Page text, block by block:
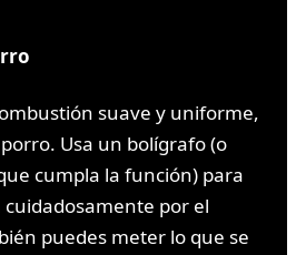
suave y uniforme,
Usa un bolígrafo (o
cumpla la función) para
por el
puedes meter lo que se